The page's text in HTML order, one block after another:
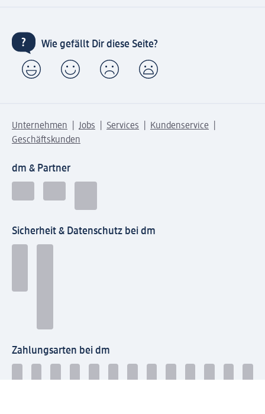
Wie gefällt Dir diese Seite?
Unternehmen Jobs Services
Kundenservice
Geschäftskunden
dm & Partner
Sicherheit & Datenschutz bei dm
Zahlungsarten bei dm